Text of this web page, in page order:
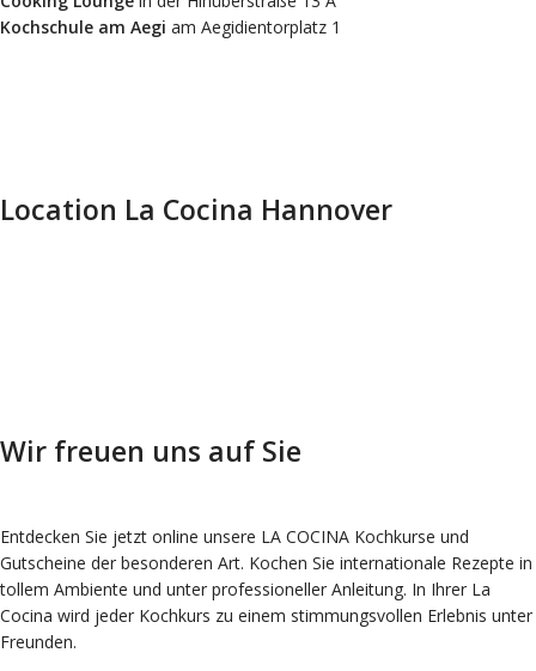
Kochschule am Aegi am Aegidientorplatz 1
Location La Cocina Hannover
Wir freuen uns auf Sie
Entdecken Sie jetzt online unsere LA COCINA Kochkurse und
Gutscheine der besonderen Art. Kochen Sie internationale Rezepte in
tollem Ambiente und unter professioneller Anleitung. In Ihrer La
Cocina wird jeder Kochkurs zu einem stimmungsvollen Erlebnis unter
Freunden.